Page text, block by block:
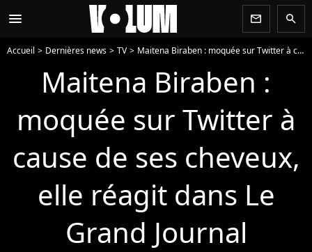
menu newsletter search
Accueil Dernières news TV Maitena Biraben : moquée sur Twitter à cause de ses cheveux, elle réagit dans Le Grand Journal
Maitena Biraben :
moquée sur Twitter à
cause de ses cheveux,
elle réagit dans Le
Grand Journal